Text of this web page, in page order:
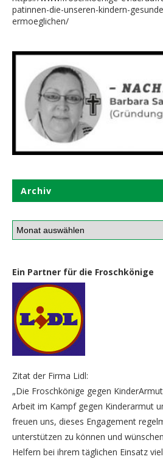
patinnen-die-unseren-kindern-
ermoeglichen/
Archiv
Ein Partner für die Froschkönige
Zitat der Firma Lidl:
„Die Froschkönige gegen
Arbeit im Kampf gegen Kinderarmut
freuen uns, dieses Engagement
unterstützen zu können und
Helfern bei ihrem täglichen Einsatz